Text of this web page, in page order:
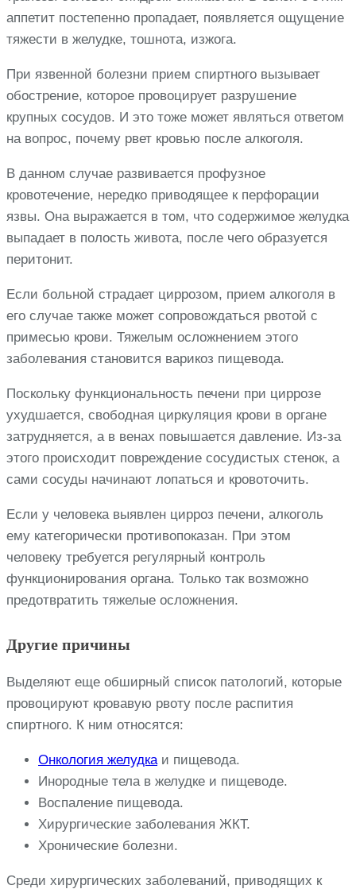
аппетит постепенно пропадает, появляется ощущение
тяжести в желудке, тошнота, изжога.
При язвенной болезни прием спиртного вызывает
обострение, которое провоцирует разрушение
крупных сосудов. И это тоже может являться ответом
на вопрос, почему рвет кровью после алкоголя.
В данном случае развивается профузное
кровотечение, нередко приводящее к перфорации
язвы. Она выражается в том, что содержимое желудка
выпадает в полость живота, после чего образуется
перитонит.
Если больной страдает циррозом, прием алкоголя в
его случае также может сопровождаться рвотой с
примесью крови. Тяжелым осложнением этого
заболевания становится варикоз пищевода.
Поскольку функциональность печени при циррозе
ухудшается, свободная циркуляция крови в органе
затрудняется, а в венах повышается давление. Из-за
этого происходит повреждение сосудистых стенок, а
сами сосуды начинают лопаться и кровоточить.
Если у человека выявлен цирроз печени, алкоголь
ему категорически противопоказан. При этом
человеку требуется регулярный контроль
функционирования органа. Только так возможно
предотвратить тяжелые осложнения.
Другие причины
Выделяют еще обширный список патологий, которые
провоцируют кровавую рвоту после распития
спиртного. К ним относятся:
Онкология желудкаи пищевода.
Инородные тела в желудке и пищеводе.
Воспаление пищевода.
Хирургические заболевания ЖКТ.
Хронические болезни.
Среди хирургических заболеваний, приводящих к